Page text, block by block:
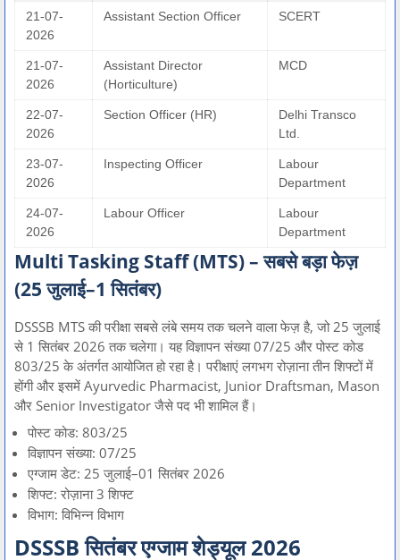
21-07-
2026
Assistant Section Officer SCERT
21-07-
2026
Assistant Director
(Horticulture)
MCD
22-07-
2026
Section Officer (HR)
Delhi Transco
Ltd.
23-07-
2026
Inspecting Officer
Labour
Department
24-07-
2026
Labour Officer
Labour
Department
Multi Tasking Staff (MTS) – सबसे बड़ा फेज़
(25 जुलाई–1 सितंबर)
DSSSB MTS की परीक्षा सबसे लंबे समय तक चलने वाला फेज़ है, जो 25 जुलाई
से 1 सितंबर 2026 तक चलेगा। यह विज्ञापन संख्या 07/25 और पोस्ट कोड
803/25 के अंतर्गत आयोजित हो रहा है। परीक्षाएं लगभग रोज़ाना तीन शिफ्टों में
होंगी और इसमें Ayurvedic Pharmacist, Junior Draftsman, Mason
और Senior Investigator जैसे पद भी शामिल हैं।
पोस्ट कोड: 803/25
विज्ञापन संख्या: 07/25
एग्जाम डेट: 25 जुलाई–01 सितंबर 2026
शिफ्ट: रोज़ाना 3 शिफ्ट
विभाग: विभिन्न विभाग
DSSSB सितंबर एग्जाम शेड्यूल 2026